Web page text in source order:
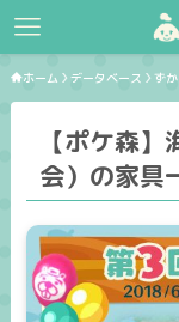
ホーム データベース ず
【ポケ森
会）の家具